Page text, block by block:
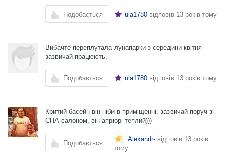
Подобається ula1780 відповів 13 років тому
Вибачте переплутала лунапарки з середини квітня
зазвичай працюють.
Подобається ula1780 відповів 13 років тому
Критий басейн він ніби в приміщенні, зазвичай поруч зі
СПА-салоном, він апріорі теплий)))
Подобається
Alexandr- відповів 13 років
тому